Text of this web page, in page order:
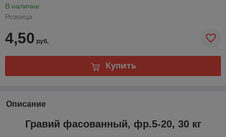
В наличии
Розница
4,50 руб.
Купить
Описание
Гравий фасованный, фр.5-20, 30 кг